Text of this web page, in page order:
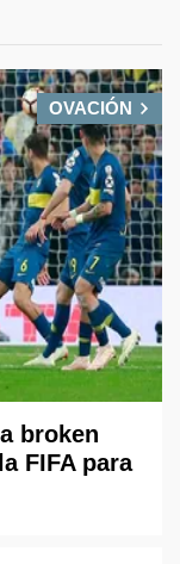
OVACIÓN
broken
FIFA para